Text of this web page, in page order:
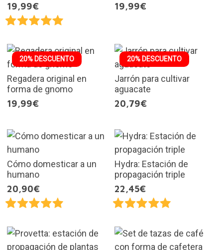
19,99€
19,99€
20% DESCUENTO
Regadera original en
forma de gnomo
19,99€
20% DESCUENTO
Jarrón para cultivar
aguacate
20,79€
Cómo domesticar a un
humano
20,90€
Hydra: Estación de
propagación triple
22,45€